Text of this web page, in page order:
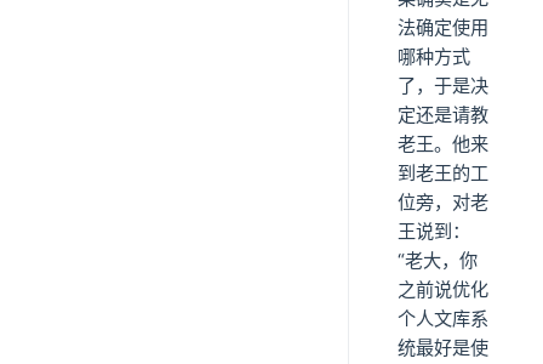
法确定使用
哪种方式
了，于是决
定还是请教
老王。他来
到老王的工
位旁，对老
王说到：
“老大，你
之前说优化
个人文库系
统最好是使